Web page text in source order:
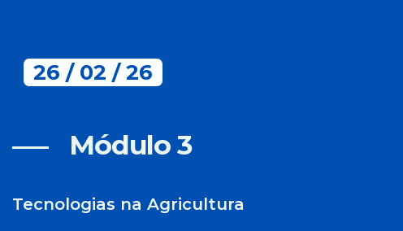
26 / 02 / 26
Módulo 3​
Tecnologias na Agricultura